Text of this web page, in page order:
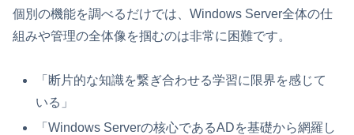
個別の機能を調べるだけでは、Windows Server全体の仕
組みや管理の全体像を掴むのは非常に困難です。
「断片的な知識を繋ぎ合わせる学習に限界を感じて
いる」
「Windows Serverの核心であるADを基礎から網羅し